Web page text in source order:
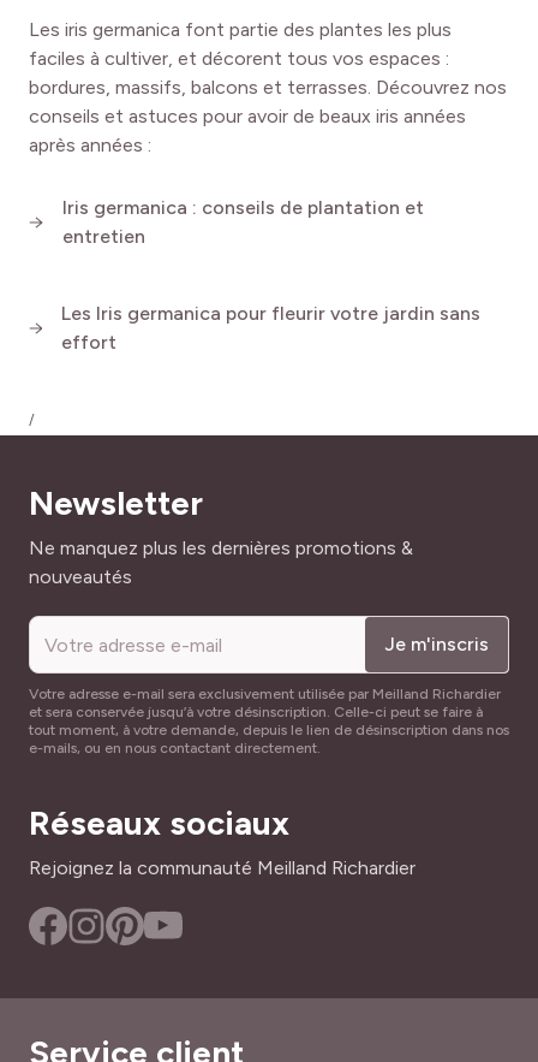
Les iris germanica font partie des plantes les plus
faciles à cultiver, et décorent tous vos espaces :
bordures, massifs, balcons et terrasses. Découvrez nos
conseils et astuces pour avoir de beaux iris années
après années :
Iris germanica : conseils de plantation et
entretien
Les Iris germanica pour fleurir votre jardin sans
effort
/
Conseil suivant
Newsletter
Adresse mail
Ne manquez plus les dernières promotions &
nouveautés
Je m'inscris
Votre adresse e-mail sera exclusivement utilisée par Meilland Richardier
et sera conservée jusqu’à votre désinscription. Celle-ci peut se faire à
tout moment, à votre demande, depuis le lien de désinscription dans nos
e-mails, ou en nous contactant directement.
Réseaux sociaux
Rejoignez la communauté Meilland Richardier
Service client